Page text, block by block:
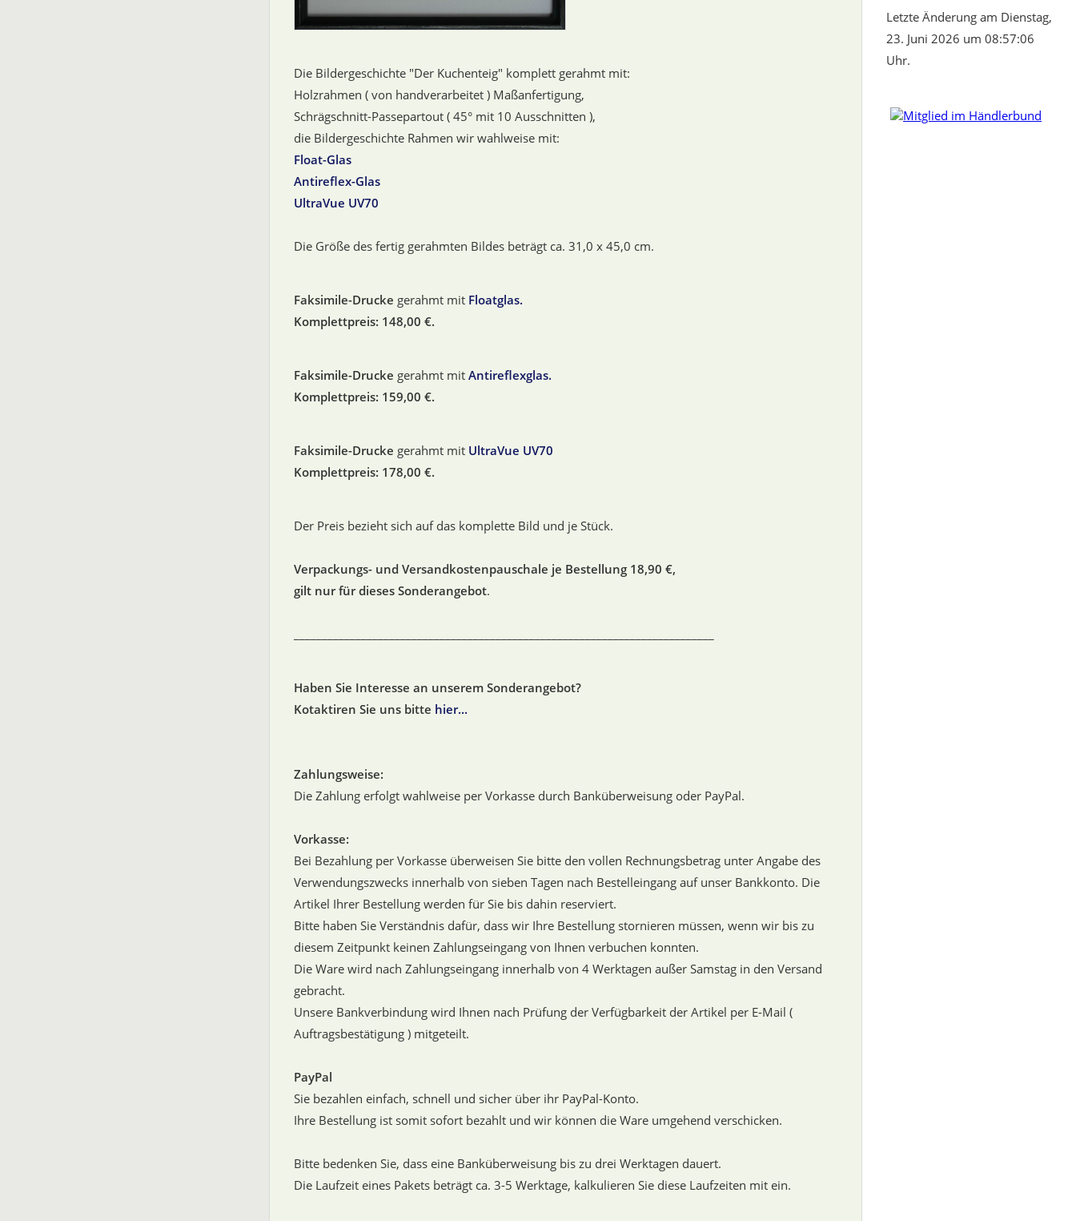
Die Bildergeschichte "Der Kuchenteig" komplett gerahmt mit:
Holzrahmen ( von handverarbeitet ) Maßanfertigung,
Schrägschnitt-Passepartout ( 45° mit 10 Ausschnitten ),
die Bildergeschichte Rahmen wir wahlweise mit:
Float-Glas
Antireflex-Glas
UltraVue UV70
Die Größe des fertig gerahmten Bildes beträgt ca. 31,0 x 45,0 cm.
Faksimile-Drucke gerahmt mit Floatglas.
Komplettpreis: 148,00 €.
Faksimile-Drucke gerahmt mit Antireflexglas.
Komplettpreis: 159,00 €.
Faksimile-Drucke gerahmt mit UltraVue UV70
Komplettpreis: 178,00 €.
Der Preis bezieht sich auf das komplette Bild und je Stück.
Verpackungs- und Versandkostenpauschale je Bestellung 18,90 €,
gilt nur für dieses Sonderangebot.
Haben Sie Interesse an unserem Sonderangebot?
Kotaktiren Sie uns bitte hier...
Zahlungsweise:
Die Zahlung erfolgt wahlweise per Vorkasse durch Banküberweisung oder PayPal.
Vorkasse:
Bei Bezahlung per Vorkasse überweisen Sie bitte den vollen Rechnungsbetrag unter Angabe des
Verwendungszwecks innerhalb von sieben Tagen nach Bestelleingang auf unser Bankkonto. Die
Artikel Ihrer Bestellung werden für Sie bis dahin reserviert.
Bitte haben Sie Verständnis dafür, dass wir Ihre Bestellung stornieren müssen, wenn wir bis zu
diesem Zeitpunkt keinen Zahlungseingang von Ihnen verbuchen konnten.
Die Ware wird nach Zahlungseingang innerhalb von 4 Werktagen außer Samstag in den Versand
gebracht.
Unsere Bankverbindung wird Ihnen nach Prüfung der Verfügbarkeit der Artikel per E-Mail (
Auftragsbestätigung ) mitgeteilt.
PayPal
Sie bezahlen einfach, schnell und sicher über ihr PayPal-Konto.
Ihre Bestellung ist somit sofort bezahlt und wir können die Ware umgehend verschicken.
Bitte bedenken Sie, dass eine Banküberweisung bis zu drei Werktagen dauert.
Die Laufzeit eines Pakets beträgt ca. 3-5 Werktage, kalkulieren Sie diese Laufzeiten mit ein.
Letzte Änderung am Dienstag,
23. Juni 2026 um 08:57:06
Uhr.